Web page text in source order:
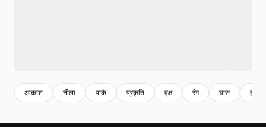
आकाश नीला पार्क प्रकृति वृक्ष रंग घास हरे